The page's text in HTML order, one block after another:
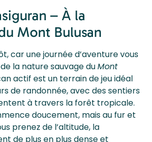
– À la
Mont Bulusan
car une journée d’aventure vous
la nature sauvage duMont
actif est un terrain de jeu idéal
de randonnée, avec des sentiers
à travers la forêt tropicale.
doucement, mais au fur et
prenez de l’altitude, la
de plus en plus dense et